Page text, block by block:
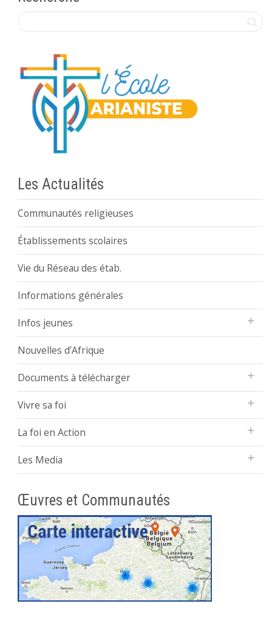
Les Actualités
Communautés religieuses
Établissements scolaires
Vie du Réseau des étab.
Informations générales
Infos jeunes
Nouvelles d’Afrique
Documents à télécharger
Vivre sa foi
La foi en Action
Les Media
Œuvres et Communautés